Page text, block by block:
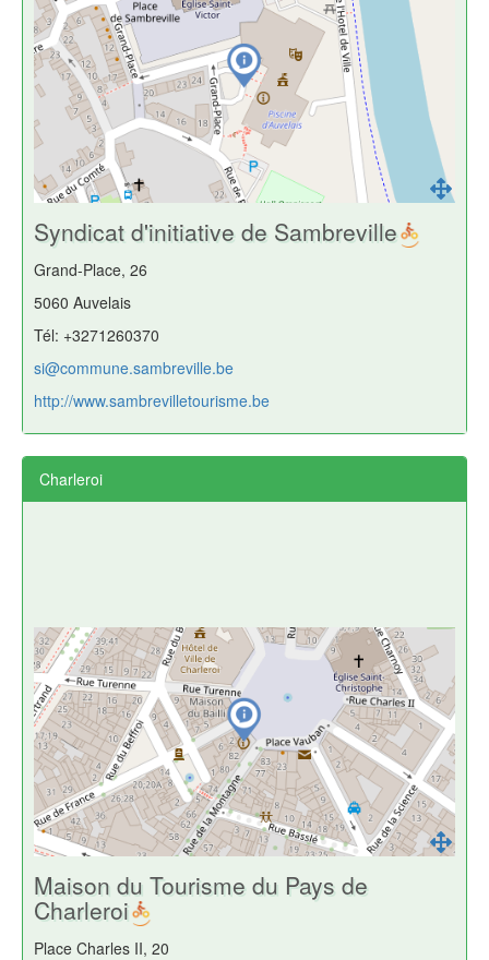
Syndicat d'initiative de Sambreville
Grand-Place, 26
5060 Auvelais
Tél: +3271260370
si@commune.sambreville.be
http://www.sambrevilletourisme.be
Charleroi
Maison du Tourisme du Pays de
Charleroi
Place Charles II, 20